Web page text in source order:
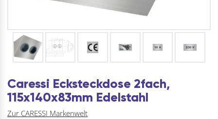
Caressi Ecksteckdose 2fach,
115x140x83mm Edelstahl
Zur CARESSI Markenwelt